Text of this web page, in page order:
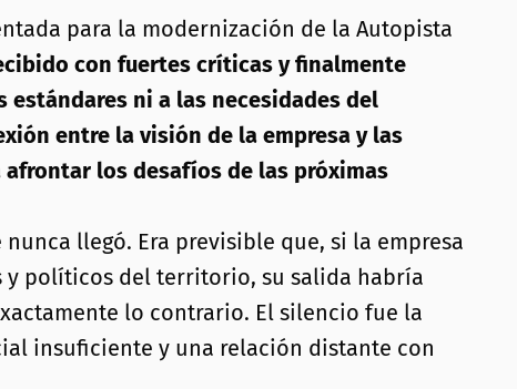
para la modernización de la Autopista
con fuertes críticas y finalmente
estándares ni a las necesidades del
entre la visión de la empresa y las
los desafíos de las próximas
llegó. Era previsible que, si la empresa
y políticos del territorio, su salida habría
lo contrario. El silencio fue la
insuficiente y una relación distante con